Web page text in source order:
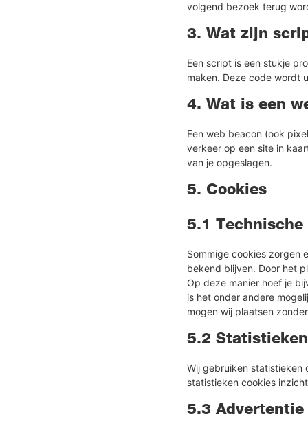
volgend bezoek terug
3. Wat zijn
Een script is een stukje
maken. Deze code wordt
4. Wat is een
Een web beacon (ook
verkeer op een site in
van je opgeslagen.
5. Cookies
5.1
Sommige cookies zorgen
bekend blijven. Door het
Op deze manier hoef je
is het onder andere
mogen wij plaatsen
5.2
Wij gebruiken statistieken
statistieken cookies
5.3 Advertentie